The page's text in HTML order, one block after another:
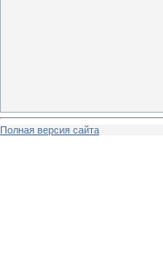
Полная версия сайта